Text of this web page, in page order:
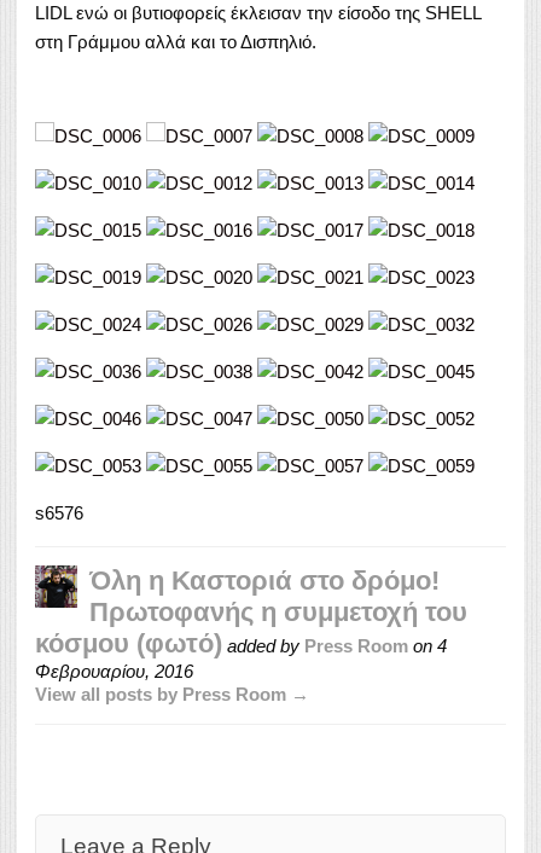
LIDL ενώ οι βυτιοφορείς έκλεισαν την είσοδο της SHELL
στη Γράμμου αλλά και το Δισπηλιό.
s6576
Όλη η Καστοριά στο δρόμο!
Πρωτοφανής η συμμετοχή του
κόσμου (φωτό) added by Press Room on 4
Φεβρουαρίου, 2016
View all posts by Press Room →
Leave a Reply